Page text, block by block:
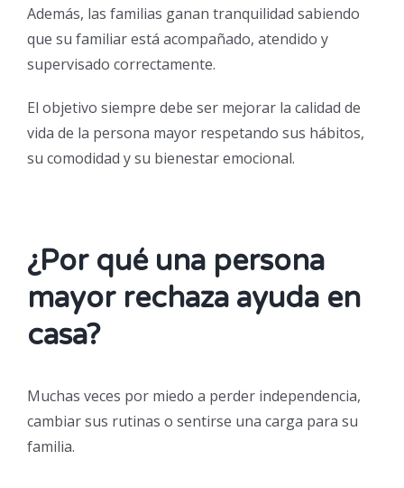
Además, las familias ganan tranquilidad sabiendo
que su familiar está acompañado, atendido y
supervisado correctamente.
El objetivo siempre debe ser mejorar la calidad de
vida de la persona mayor respetando sus hábitos,
su comodidad y su bienestar emocional.
¿Por qué una persona
mayor rechaza ayuda en
casa?
Muchas veces por miedo a perder independencia,
cambiar sus rutinas o sentirse una carga para su
familia.